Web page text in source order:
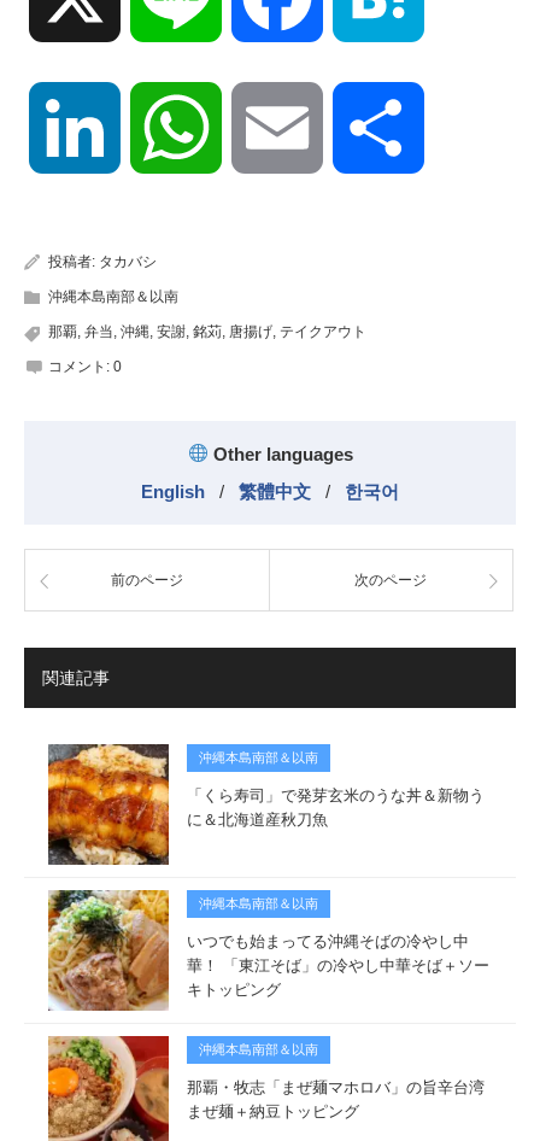
LinkedIn WhatsApp Email
投稿者: タカバシ
沖縄本島南部＆以南
那覇 弁当 沖縄 安謝 銘苅 唐揚げ テイクアウト
コメント: 0
Other languages
English
/ 繁體中文 / 한국어
前のページ 次のページ
関連記事
沖縄本島南部＆以南
「くら寿司」で発芽玄米のうな丼＆新物う
に＆北海道産秋刀魚
沖縄本島南部＆以南
いつでも始まってる沖縄そばの冷やし中
華！ 「東江そば」の冷やし中華そば＋ソー
キトッピング
沖縄本島南部＆以南
那覇・牧志「まぜ麺マホロバ」の旨辛台湾
まぜ麺＋納豆トッピング